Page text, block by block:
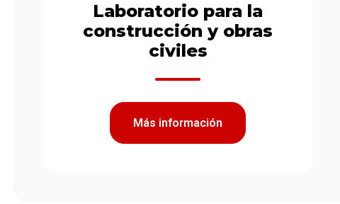
Laboratorio para la
construcción y obras
civiles
Más información